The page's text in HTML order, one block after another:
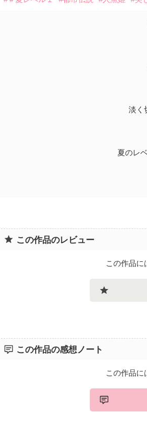
淡く
夏のレ
この作品のレビュー
この作品に
この作品の感想ノート
この作品に